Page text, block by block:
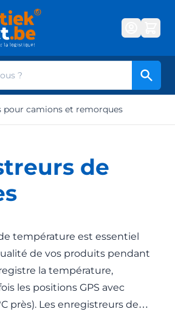
pour camions et remorques
de
température est essentiel
de vos produits pendant
la température,
les positions GPS avec
près). Les enregistreurs de